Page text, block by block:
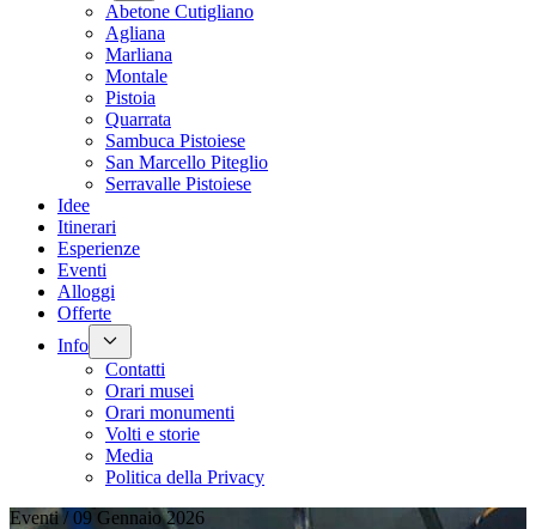
Abetone Cutigliano
Agliana
Marliana
Montale
Pistoia
Quarrata
Sambuca Pistoiese
San Marcello Piteglio
Serravalle Pistoiese
Idee
Itinerari
Esperienze
Eventi
Alloggi
Offerte
Info
Contatti
Orari musei
Orari monumenti
Volti e storie
Media
Politica della Privacy
Eventi / 09 Gennaio 2026